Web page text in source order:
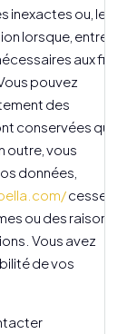
inexactes ou, le
lorsque, entre
aux fins
pouvez
des
conservées que
outre, vous
données,
cessera
ou des raisons
Vous avez
de vos